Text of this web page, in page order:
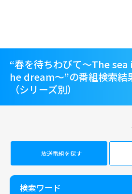
“春を待ちわびて～The
he dream～”の番組検索結
（シリーズ別）
放送番組を探す
検索ワード